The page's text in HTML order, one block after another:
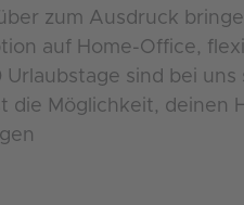
zum Ausdruck
auf Home-Office,
Urlaubstage sind bei
die Möglichkeit, deinen